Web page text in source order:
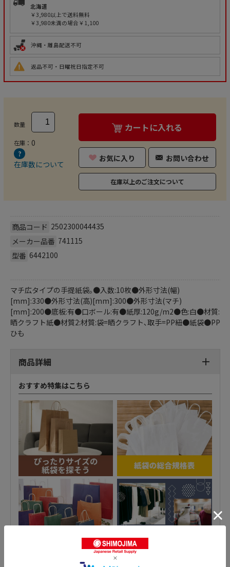
北海道
￥3,980以上で送料無料
￥3,980未満の場合￥1,100
沖縄・離島配送不可
返品不可・日曜祝日指定不可
数量
在庫： 0
在庫数について
カートに入れる
お気に入り お問い合わせ
在庫以上のご注文について
商品コード 2502300044435
メーカー品番 741115
型番 6442100
マチ広タイプの手提紙袋｡●入数:10枚●外形寸法(幅)
[mm]:330●外形寸法(高)[mm]:300●外形寸法(マチ)
[mm]:200●底板:有●口ボール:有●紙厚:120g/m2●色:白●材質:
晒クラフト紙●材質2:材質:袋=晒クラフト､取手=PP紐●紙袋●PP
ひも
商品詳細
おすすめ特集はこちら